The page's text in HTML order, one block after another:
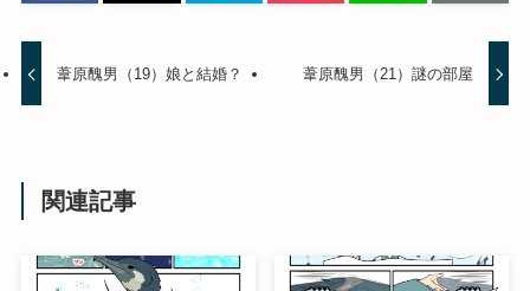
葦原醜男（19）娘と結婚？ 葦原醜男（21）謎の部屋
関連記事